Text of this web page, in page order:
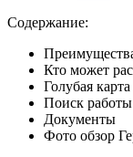
Содержание:
Кто может
Голубая карта
Поиск работы
Документы
Фото обзор